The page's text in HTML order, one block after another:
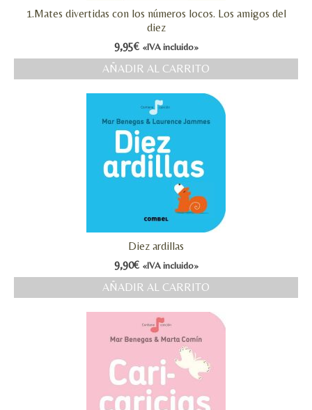
1.Mates divertidas con los números locos. Los amigos del
diez
9,95€ «IVA incluido»
AÑADIR AL CARRITO
Diez ardillas
9,90€ «IVA incluido»
AÑADIR AL CARRITO